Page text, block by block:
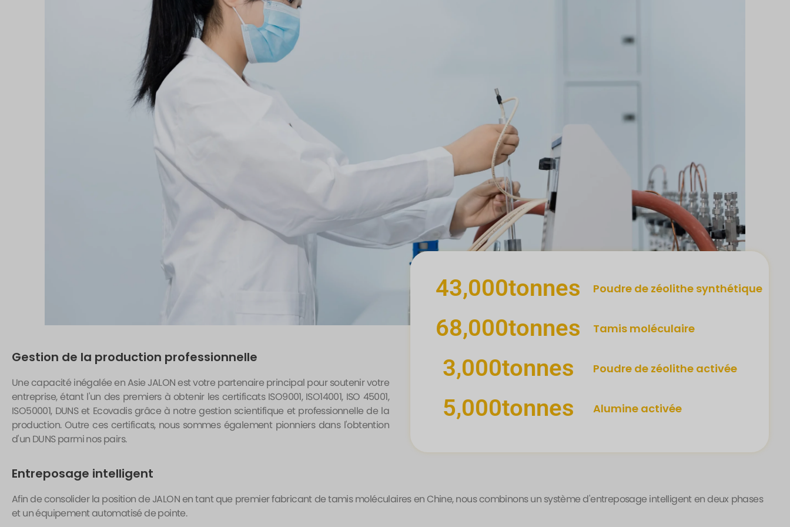
Gestion de la production professionnelle
Une capacité inégalée en Asie JALON est votre partenaire principal pour soutenir votre
entreprise, étant l'un des premiers à obtenir les certificats ISO9001, ISO14001, ISO 45001,
ISO50001, DUNS et Ecovadis grâce à notre gestion scientifique et professionnelle de la
production. Outre ces certificats, nous sommes également pionniers dans l'obtention
d'un DUNS parmi nos pairs.
Poudre de zéolithe synthétique
43,000tonnes
Tamis moléculaire
68,000tonnes
Poudre de zéolithe activée
3,000tonnes
Alumine activée
5,000tonnes
Entreposage intelligent
Afin de consolider la position de JALON en tant que premier fabricant de tamis moléculaires en Chine, nous combinons un système d'entreposage intelligent en deux phases
et un équipement automatisé de pointe.